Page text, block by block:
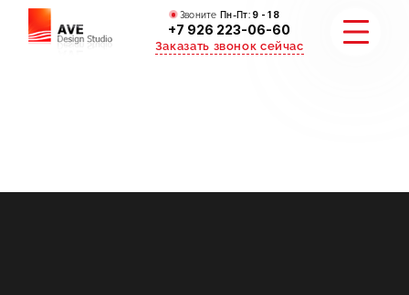
Звоните Пн-Пт: 9 - 18
+7 926 223-06-60
Заказать звонок сейчас